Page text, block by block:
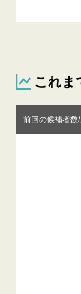
これま
前回の候補者数